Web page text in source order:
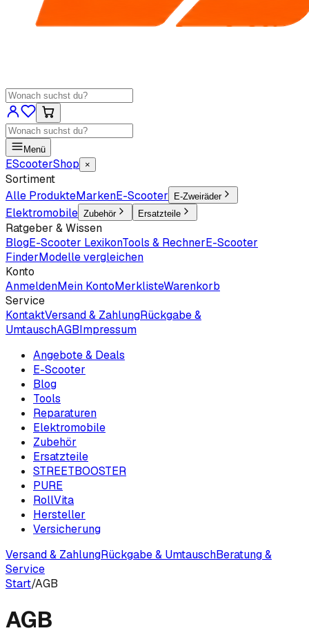
Menü
EScooterShop ×
Sortiment
Alle ProdukteMarkenE-Scooter E-Zweiräder
Elektromobile Zubehör Ersatzteile
Ratgeber & Wissen
BlogE-Scooter LexikonTools & RechnerE-Scooter
FinderModelle vergleichen
Konto
AnmeldenMein KontoMerklisteWarenkorb
Service
KontaktVersand & ZahlungRückgabe &
UmtauschAGBImpressum
Angebote & Deals
E-Scooter
Blog
Tools
Reparaturen
Elektromobile
Zubehör
Ersatzteile
STREETBOOSTER
PURE
RollVita
Hersteller
Versicherung
Versand & ZahlungRückgabe & UmtauschBeratung &
Service
Start/AGB
AGB